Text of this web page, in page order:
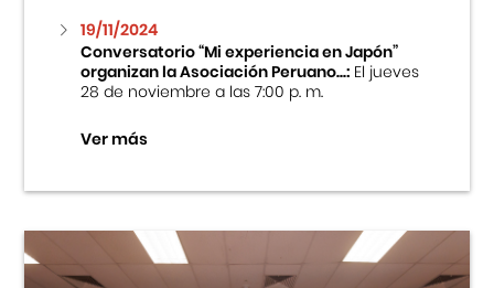
19/11/2024
Conversatorio “Mi experiencia en Japón”
organizan la Asociación Peruano...:El jueves
28 de noviembre a las 7:00 p. m.
Ver más